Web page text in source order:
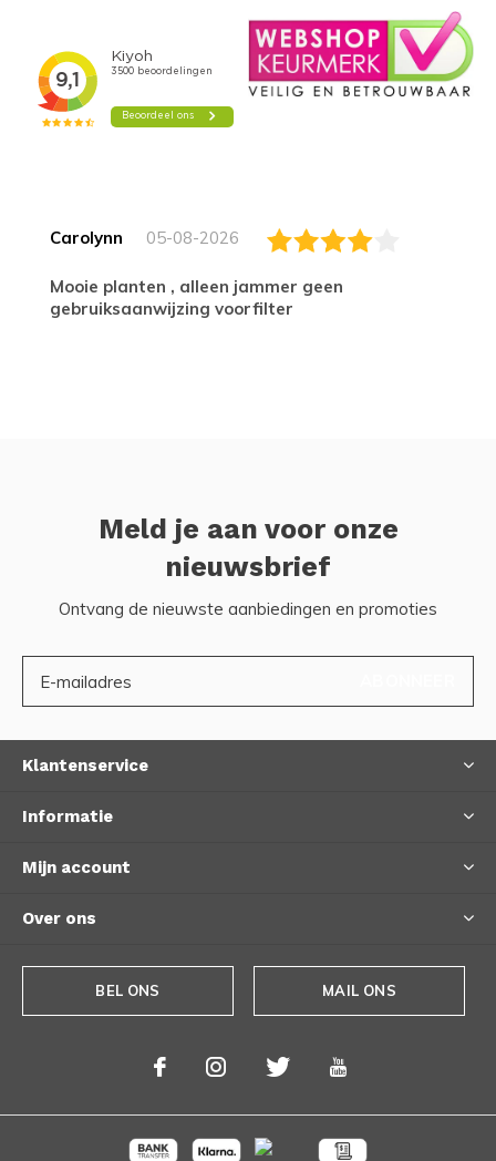
Carolynn 05-08-2026
Mooie planten , alleen jammer geen
gebruiksaanwijzing voorfilter
Meld je aan voor onze
nieuwsbrief
Ontvang de nieuwste aanbiedingen en promoties
Klantenservice
Informatie
Mijn account
Over ons
BEL ONS MAIL ONS